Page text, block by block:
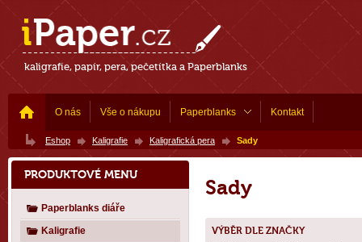
kaligrafie, papír, pera, pečetítka a Paperblanks
O nás Vše o nákupu Paperblanks Kontakt
Eshop Kaligrafie Kaligrafická pera Sady
Sady
VÝBĚR DLE ZNAČKY
PRODUKTOVÉ MENU
Paperblanks diáře
Kaligrafie